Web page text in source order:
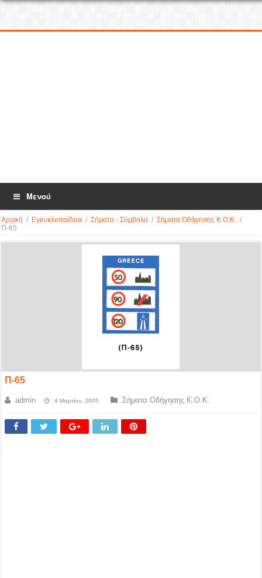
Μενού
Αρχική / Εγκυκλοπαίδεια / Σήματα - Σύμβολα / Σήματα Οδήγησης Κ.Ο.Κ. /
Π-65
Π-65
admin 4 Μαρτίου, 2005 Σήματα Οδήγησης Κ.Ο.Κ.